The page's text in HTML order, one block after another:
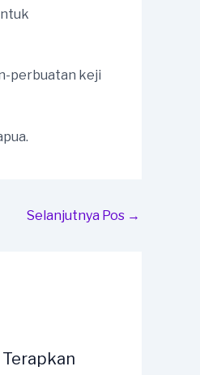
perbuatan keji
Selanjutnya Pos →